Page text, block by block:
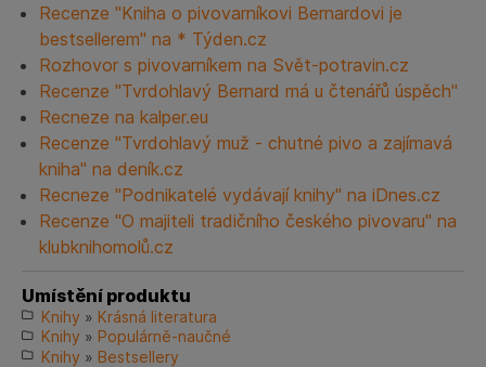
Recenze "Kniha o pivovarníkovi Bernardovi je
bestsellerem" na * Týden.cz
Rozhovor s pivovarníkem na Svět-potravin.cz
Recenze "Tvrdohlavý Bernard má u čtenářů úspěch"
Recneze na kalper.eu
Recenze "Tvrdohlavý muž - chutné pivo a zajímavá
kniha" na deník.cz
Recneze "Podnikatelé vydávají knihy" na iDnes.cz
Recenze "O majiteli tradičního českého pivovaru" na
klubknihomolů.cz
Umístění produktu
Knihy » Krásná literatura
Knihy » Populárně-naučné
Knihy » Bestsellery